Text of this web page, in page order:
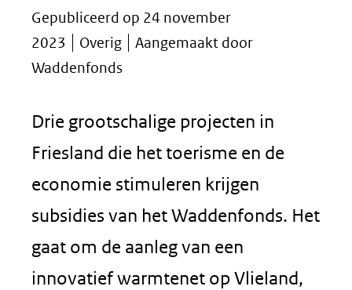
Gepubliceerd op 24 november
2023
Overig
Aangemaakt door
Waddenfonds
Drie grootschalige projecten in
Friesland die het toerisme en de
economie stimuleren krijgen
subsidies van het Waddenfonds. Het
gaat om de aanleg van een
innovatief warmtenet op Vlieland,